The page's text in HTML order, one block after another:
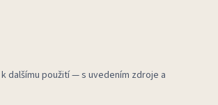
dalšímu použití — s uvedením zdroje a